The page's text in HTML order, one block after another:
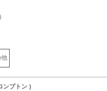
他
ンプトン )